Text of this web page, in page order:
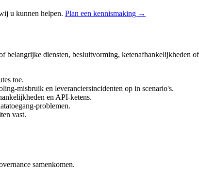
u kunnen helpen. Plan een kennismaking →
diensten, besluitvorming, ketenafhankelijkheden
toe.
misbruik en leveranciersincidenten op in scenario's.
en API-ketens.
problemen.
vast.
samenkomen.